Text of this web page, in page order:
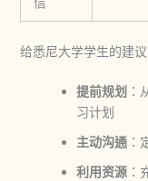
给悉尼大学学生的建议
提前规划 ：
习计划
主动沟通：
利用资源：